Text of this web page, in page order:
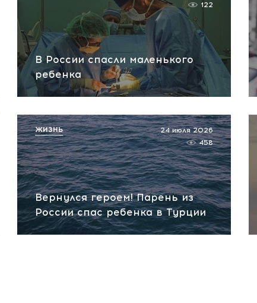
В России спасли маленького
ребенка
122
Вернулся героем! Парень из
России спас ребенка в Турции
24 июля 2026
458
ЖИЗНЬ